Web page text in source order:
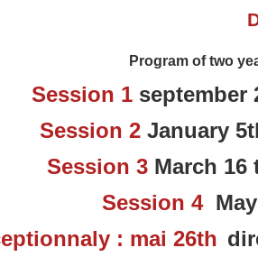
Program of two
Session 1 september
Session 2January
Session 3 March
Session 4May
: mai 26th